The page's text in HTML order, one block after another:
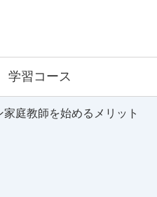
学習コース
庭教師を始めるメリット